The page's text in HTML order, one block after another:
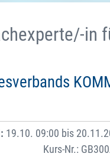
in
19.10. 09:00 bis
Kurs-Nr.: